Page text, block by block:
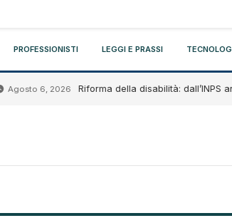
PROFESSIONISTI LEGGI E PRASSI
6, 2026 Riforma della disabilità: dall’INPS